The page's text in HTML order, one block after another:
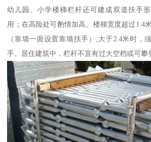
幼儿园、小学楼梯栏杆还可建成双道扶手
用；在高险处可酌情加高。楼梯宽度超过1.4
（靠墙一面设置靠墙扶手）,大于2.4米时，
手。居住建筑中，栏杆不宜有过大空档或可攀